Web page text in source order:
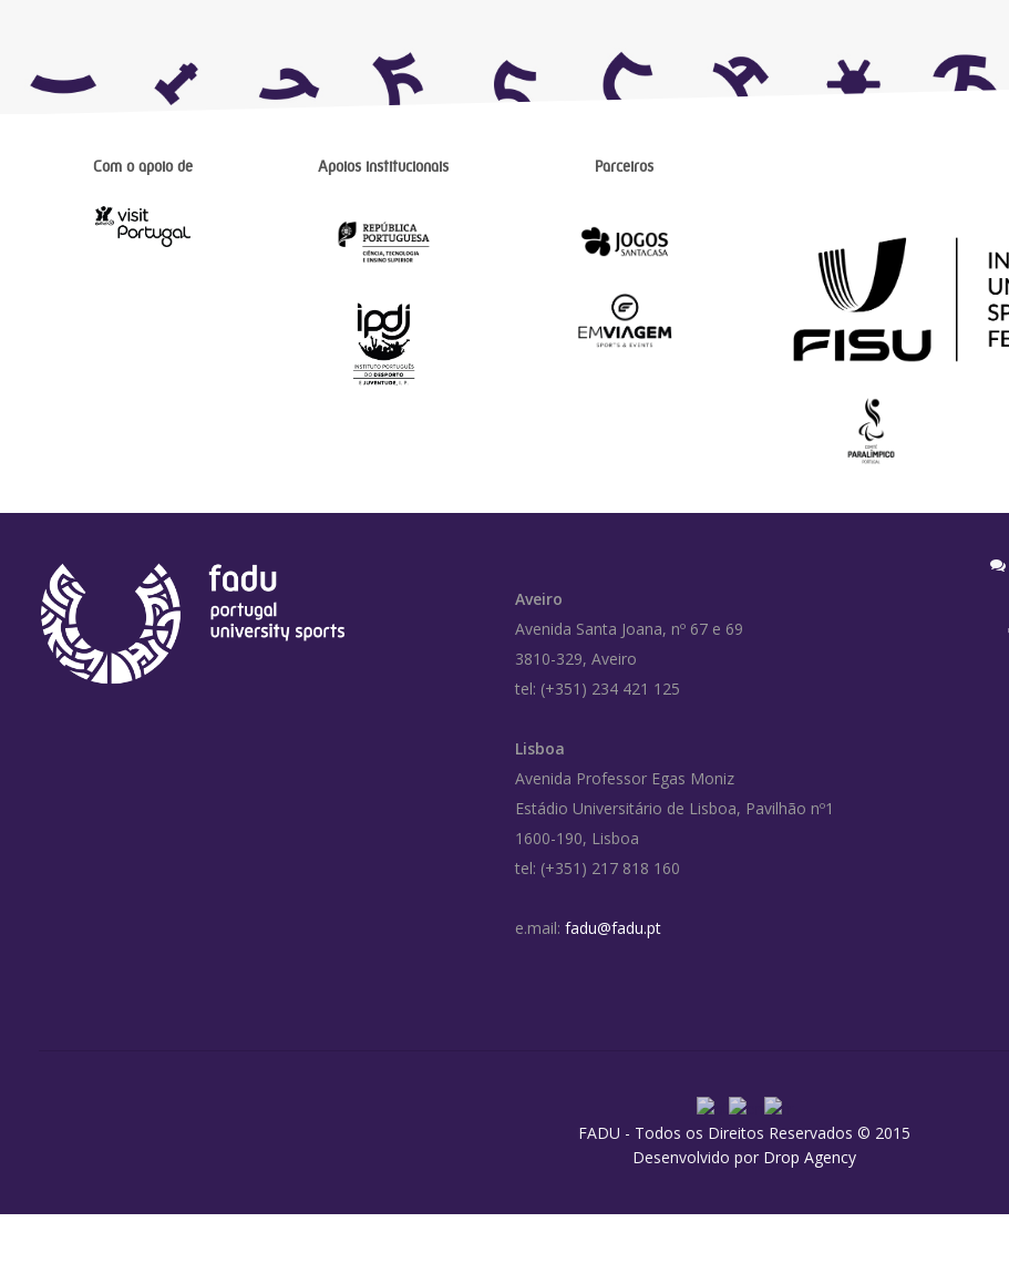
Com o apoio de Apoios institucionais Parceiros
Aveiro
Avenida Santa Joana, nº 67 e 69
3810-329, Aveiro
tel: (+351) 234 421 125
Lisboa
Avenida Professor Egas Moniz
Estádio Universitário de Lisboa, Pavilhão nº1
1600-190, Lisboa
tel: (+351) 217 818 160
e.mail: fadu@fadu.pt
FADU - Todos os Direitos Reservados © 2015
Desenvolvido por Drop Agency